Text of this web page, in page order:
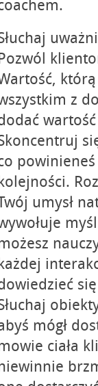
z
umysł
mógł
ciała